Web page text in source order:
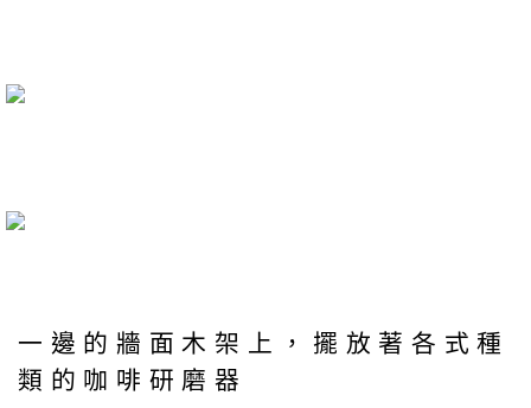
一邊的牆面木架上，擺放著各式種
類的咖啡研磨器